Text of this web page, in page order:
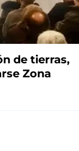
de tierras,
Zona